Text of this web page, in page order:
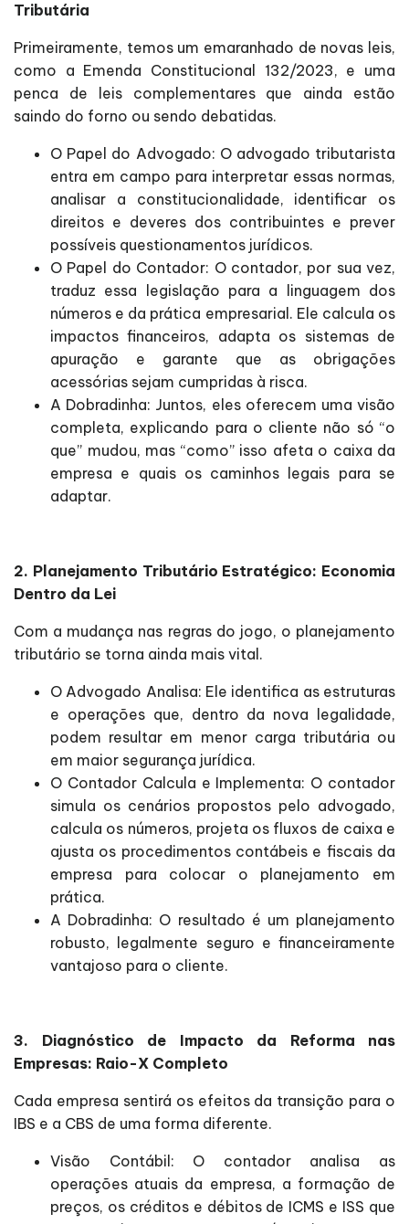
Tributária
Primeiramente, temos um emaranhado de novas leis,
como a Emenda Constitucional 132/2023, e uma
penca de leis complementares que ainda estão
saindo do forno ou sendo debatidas.
O Papel do Advogado: O advogado tributarista
entra em campo para interpretar essas normas,
analisar a constitucionalidade, identificar os
direitos e deveres dos contribuintes e prever
possíveis questionamentos jurídicos.
O Papel do Contador: O contador, por sua vez,
traduz essa legislação para a linguagem dos
números e da prática empresarial. Ele calcula os
impactos financeiros, adapta os sistemas de
apuração e garante que as obrigações
acessórias sejam cumpridas à risca.
A Dobradinha: Juntos, eles oferecem uma visão
completa, explicando para o cliente não só “o
que” mudou, mas “como” isso afeta o caixa da
empresa e quais os caminhos legais para se
adaptar.
2. Planejamento Tributário Estratégico: Economia
Dentro da Lei
Com a mudança nas regras do jogo, o planejamento
tributário se torna ainda mais vital.
O Advogado Analisa: Ele identifica as estruturas
e operações que, dentro da nova legalidade,
podem resultar em menor carga tributária ou
em maior segurança jurídica.
O Contador Calcula e Implementa: O contador
simula os cenários propostos pelo advogado,
calcula os números, projeta os fluxos de caixa e
ajusta os procedimentos contábeis e fiscais da
empresa para colocar o planejamento em
prática.
A Dobradinha: O resultado é um planejamento
robusto, legalmente seguro e financeiramente
vantajoso para o cliente.
3. Diagnóstico de Impacto da Reforma nas
Empresas: Raio-X Completo
Cada empresa sentirá os efeitos da transição para o
IBS e a CBS de uma forma diferente.
Visão Contábil: O contador analisa as
operações atuais da empresa, a formação de
preços, os créditos e débitos de ICMS e ISS que